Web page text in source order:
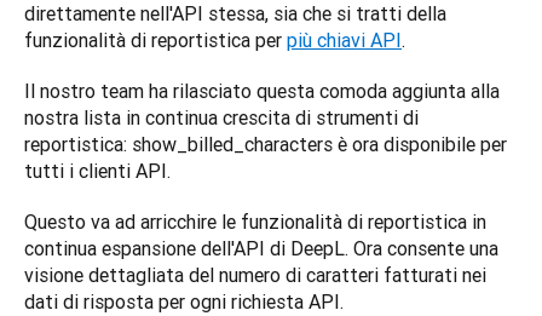
direttamente nell'API stessa, sia che si tratti della
funzionalità di reportistica per più chiavi API.
Il nostro team ha rilasciato questa comoda aggiunta alla
nostra lista in continua crescita di strumenti di
reportistica: show_billed_characters è ora disponibile per
tutti i clienti API.
Questo va ad arricchire le funzionalità di reportistica in
continua espansione dell'API di DeepL. Ora consente una
visione dettagliata del numero di caratteri fatturati nei
dati di risposta per ogni richiesta API.